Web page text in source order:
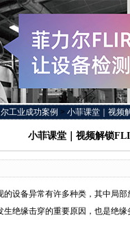
工业成功案例 > 小菲课堂｜视频
小菲课堂｜视频解锁
备异常有许多种类，其中局部
生绝缘击穿的重要原因，也是绝